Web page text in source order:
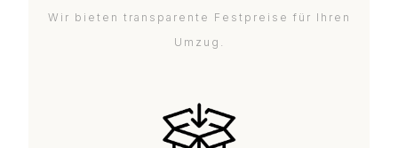
Wir bieten transparente Festpreise für Ihren
Umzug.